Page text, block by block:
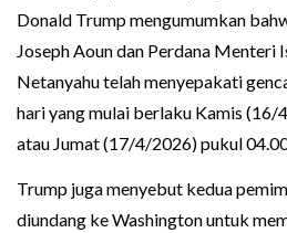
Donald Trump mengumumkan
Joseph Aoun dan Perdana Menteri
Netanyahu telah menyepakati
hari yang mulai berlaku Kamis
atau Jumat (17/4/2026) pukul
Trump juga menyebut kedua
diundang ke Washington untuk